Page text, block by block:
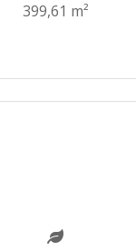
399,61 m²